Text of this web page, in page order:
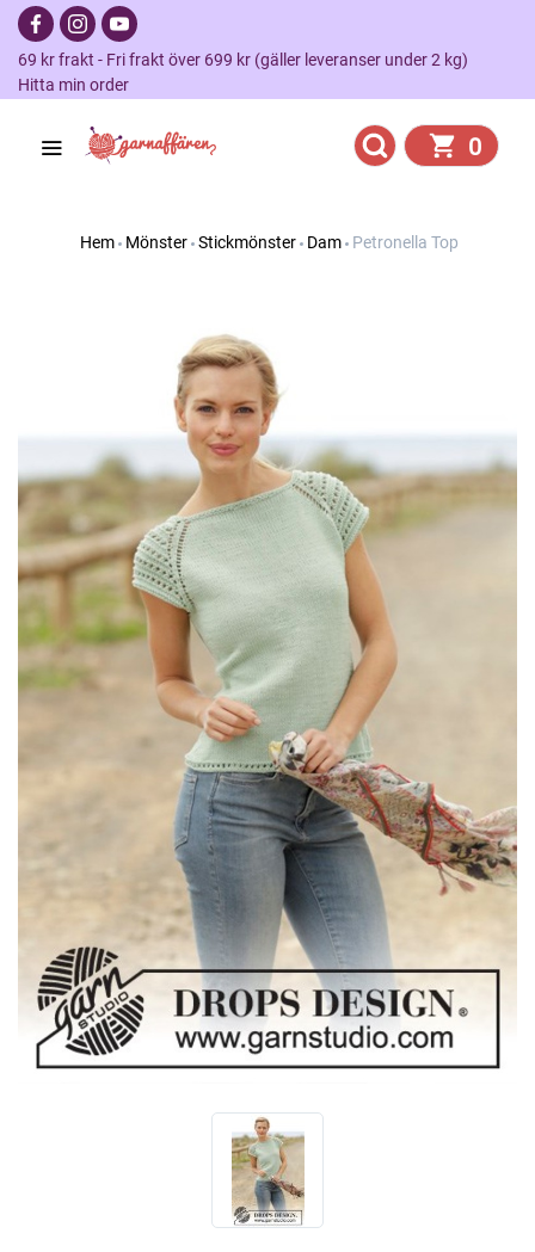
69 kr frakt - Fri frakt över 699 kr (gäller leveranser under 2 kg)
Hitta min order
0
Hem Mönster Stickmönster Dam Petronella Top